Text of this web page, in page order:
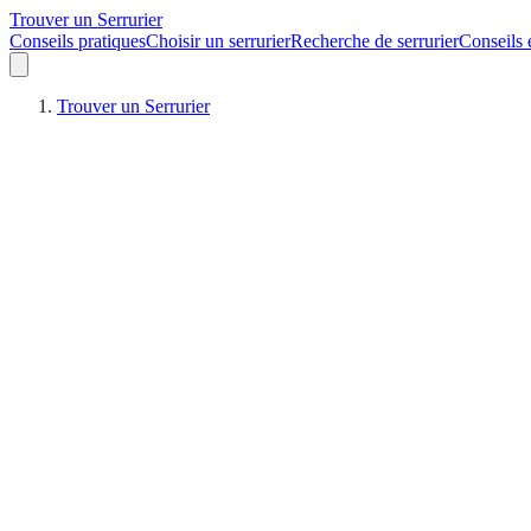
Trouver un Serrurier
Conseils pratiquesChoisir un serrurierRecherche de serrurierConseils
Trouver un Serrurier